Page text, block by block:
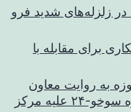
در زلزله‌های شدید فرو
برای مقابله با
مأموریت جنگ ۴۰ روزه به روایت معاون
نیروی هوایی ارتش/ مأموریت ویژه سوخو-۲۴ علیه مرکز